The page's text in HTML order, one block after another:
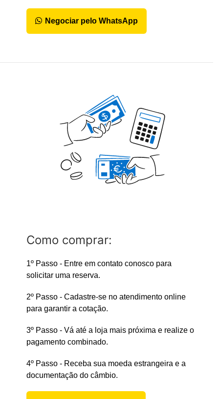
Negociar pelo WhatsApp
Como comprar:
1º Passo - Entre em contato conosco para
solicitar uma reserva.
2º Passo - Cadastre-se no atendimento online
para garantir a cotação.
3º Passo - Vá até a loja mais próxima e realize o
pagamento combinado.
4º Passo - Receba sua moeda estrangeira e a
documentação do câmbio.